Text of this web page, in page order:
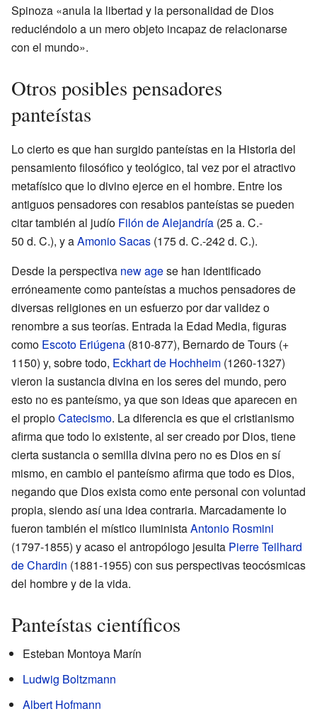
Spinoza «anula la libertad y la personalidad de Dios
reduciéndolo a un mero objeto incapaz de relacionarse
con el mundo».
Otros posibles pensadores
panteístas
Lo cierto es que han surgido panteístas en la Historia del
pensamiento filosófico y teológico, tal vez por el atractivo
metafísico que lo divino ejerce en el hombre. Entre los
antiguos pensadores con resabios panteístas se pueden
citar también al judío Filón de Alejandría (25 a. C.-
50 d. C.), y aAmonio Sacas (175 d. C.-242 d. C.).
Desde la perspectiva new agese han identificado
erróneamente como panteístas a muchos pensadores de
diversas religiones en un esfuerzo por dar validez o
renombre a sus teorías. Entrada la Edad Media, figuras
como Escoto Eriúgena (810-877), Bernardo de Tours (+
1150) y, sobre todo, Eckhart de Hochheim (1260-1327)
vieron la sustancia divina en los seres del mundo, pero
esto no es panteísmo, ya que son ideas que aparecen en
el propioCatecismo. La diferencia es que el cristianismo
afirma que todo lo existente, al ser creado por Dios, tiene
cierta sustancia o semilla divina pero no es Dios en sí
mismo, en cambio el panteísmo afirma que todo es Dios,
negando que Dios exista como ente personal con voluntad
propia, siendo así una idea contraria. Marcadamente lo
fueron también el místico iluministaAntonio Rosmini
(1797-1855) y acaso el antropólogo jesuita Pierre Teilhard
de Chardin (1881-1955) con sus perspectivas teocósmicas
del hombre y de la vida.
Panteístas científicos
Esteban Montoya Marín
Ludwig Boltzmann
Albert Hofmann